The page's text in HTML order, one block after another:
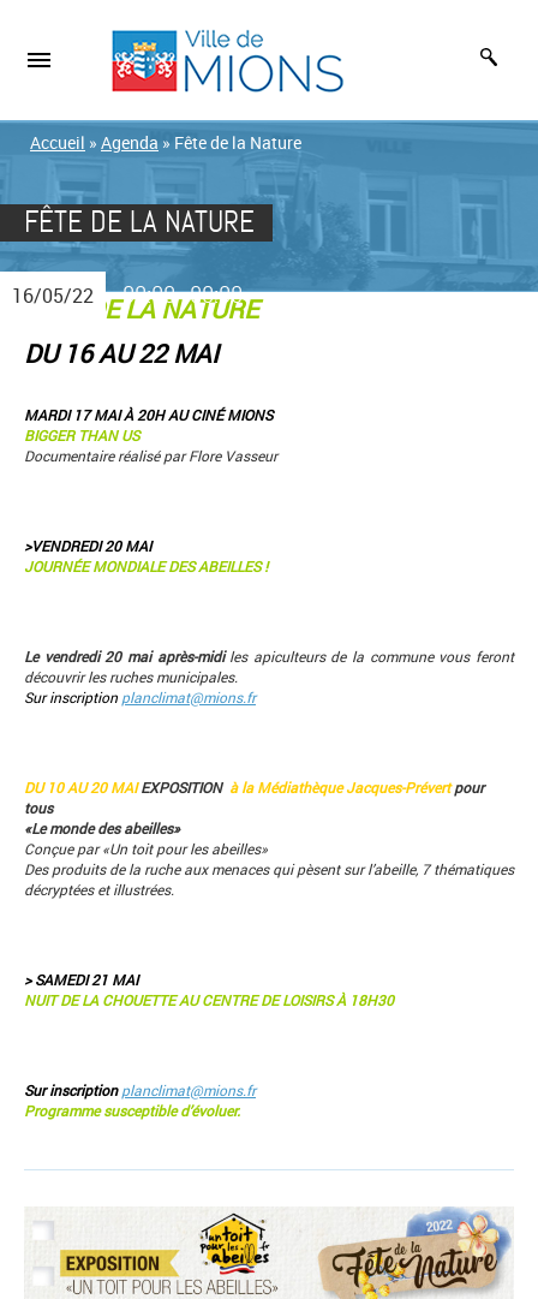
Accueil » Agenda » Fête de la Nature
FÊTE DE LA NATURE
16/05/22 00:00-00:00
FÊTE DE LA NATURE
DU 16 AU 22 MAI
MARDI 17 MAI À 20H AU CINÉ MIONS
BIGGER THAN US
Documentaire réalisé par Flore Vasseur
>VENDREDI 20 MAI
JOURNÉE MONDIALE DES ABEILLES !
Le vendredi 20 mai après-midiles apiculteurs de la commune vous feront
découvrir les ruches municipales.
Sur inscription planclimat@mions.fr
DU 10 AU 20 MAIEXPOSITION à la Médiathèque Jacques-Prévertpour
tous
«Le monde des abeilles»
Conçue par «Un toit pour les abeilles»
Des produits de la ruche aux menaces qui pèsent sur l’abeille, 7 thématiques
décryptées et illustrées.
> SAMEDI 21 MAI
NUIT DE LA CHOUETTEAU CENTRE DE LOISIRS À 18H30
Sur inscription planclimat@mions.fr
Programme susceptible d’évoluer.